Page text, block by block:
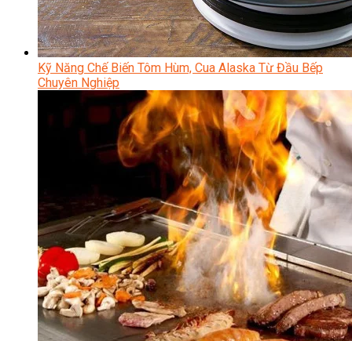
Kỹ Năng Chế Biến Tôm Hùm, Cua Alaska Từ Đầu Bếp
Chuyên Nghiệp